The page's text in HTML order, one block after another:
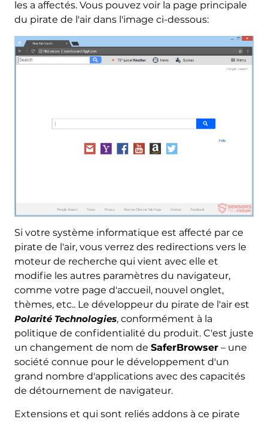
les a affectés. Vous pouvez voir la page principale
du pirate de l'air dans l'image ci-dessous:
Si votre système informatique est affecté par ce
pirate de l'air, vous verrez des redirections vers le
moteur de recherche qui vient avec elle et
modifie les autres paramètres du navigateur,
comme votre page d'accueil, nouvel onglet,
thèmes, etc.. Le développeur du pirate de l'air est
Polarité Technologies, conformément à la
politique de confidentialité du produit. C'est juste
un changement de nom de SaferBrowser– une
société connue pour le développement d'un
grand nombre d'applications avec des capacités
de détournement de navigateur.
Extensions et qui sont reliés addons à ce pirate